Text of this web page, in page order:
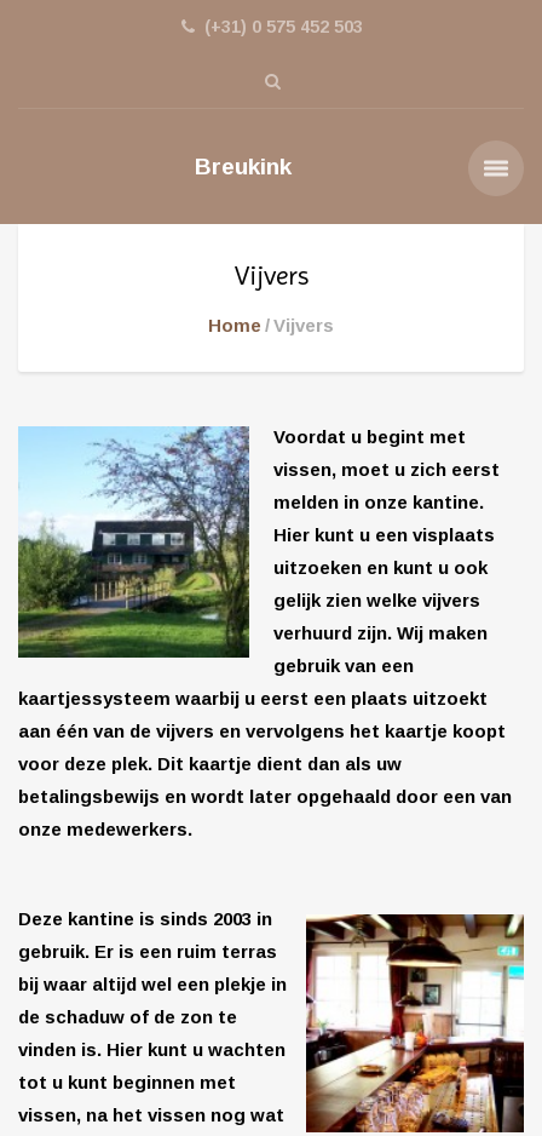
(+31) 0 575 452 503
Breukink
Vijvers
Home Vijvers
Voordat u begint met
vissen, moet u zich eerst
melden in onze kantine.
Hier kunt u een visplaats
uitzoeken en kunt u ook
gelijk zien welke vijvers
verhuurd zijn. Wij maken
gebruik van een
kaartjessysteem waarbij u eerst een plaats uitzoekt
aan één van de vijvers en vervolgens het kaartje koopt
voor deze plek. Dit kaartje dient dan als uw
betalingsbewijs en wordt later opgehaald door een van
onze medewerkers.
Deze kantine is sinds 2003 in
gebruik. Er is een ruim terras
bij waar altijd wel een plekje in
de schaduw of de zon te
vinden is. Hier kunt u wachten
tot u kunt beginnen met
vissen, na het vissen nog wat